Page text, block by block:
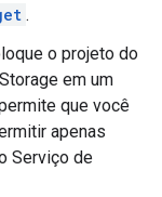
.
o projeto do
em um
que você
apenas
Serviço de